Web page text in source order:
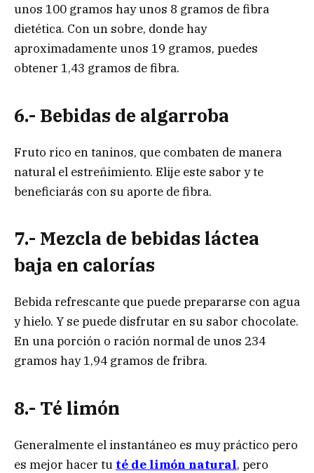
unos 100 gramos hay unos 8 gramos de fibra
dietética. Con un sobre, donde hay
aproximadamente unos 19 gramos, puedes
obtener 1,43 gramos de fibra.
6.- Bebidas de algarroba
Fruto rico en taninos, que combaten de manera
natural el estreñimiento. Elije este sabor y te
beneficiarás con su aporte de fibra.
7.- Mezcla de bebidas láctea
baja en calorías
Bebida refrescante que puede prepararse con agua
y hielo. Y se puede disfrutar en su sabor chocolate.
En una porción o ración normal de unos 234
gramos hay 1,94 gramos de fribra.
8.- Té limón
Generalmente el instantáneo es muy práctico pero
es mejor hacer tu té de limón natural, pero